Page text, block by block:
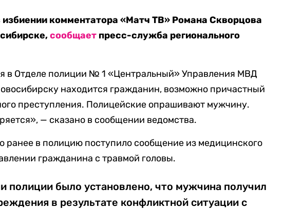
избиении комментатора «Матч ТВ» Романа Скворцова
сообщает пресс-служба регионального
в Отделе полиции № 1 «Центральный» Управления МВД
находится гражданин, возможно причастный
преступления. Полицейские опрашивают мужчину.
— сказано в сообщении ведомства.
ранее в полицию поступило сообщение из медицинского
гражданина с травмой головы.
полиции было установлено, что мужчина получил
в результате конфликтной ситуации с